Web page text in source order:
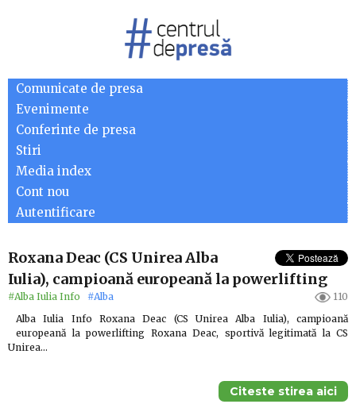
Comunicate de presa
Evenimente
Conferinte de presa
Stiri
Media index
Cont nou
Autentificare
Roxana Deac (CS Unirea Alba
Iulia), campioană europeană la powerlifting
#Alba Iulia Info #Alba
110
Alba Iulia Info Roxana Deac (CS Unirea Alba Iulia), campioană
europeană la powerlifting Roxana Deac, sportivă legitimată la CS
Unirea…
Citeste stirea aici